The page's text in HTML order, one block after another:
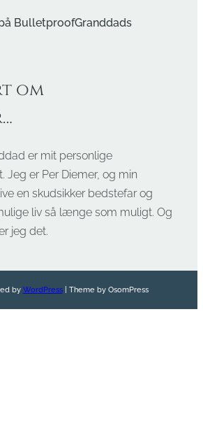
BulletproofGranddads
om
er mit personlige
Jeg er Per Diemer, og min
en skudsikker bedstefar og
liv så længe som muligt. Og
jeg det.
by WordPress| Theme by OsomPress